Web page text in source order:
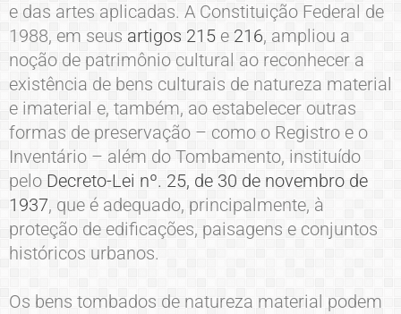
e das artes aplicadas. A Constituição Federal de
1988, em seus artigos 215 e 216, ampliou a
noção de patrimônio cultural ao reconhecer a
existência de bens culturais de natureza material
e imaterial e, também, ao estabelecer outras
formas de preservação – como o Registro e o
Inventário – além do Tombamento, instituído
pelo Decreto-Lei nº. 25, de 30 de novembro de
1937, que é adequado, principalmente, à
proteção de edificações, paisagens e conjuntos
históricos urbanos.
Os bens tombados de natureza material podem